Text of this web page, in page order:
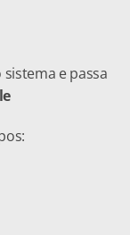
e passa